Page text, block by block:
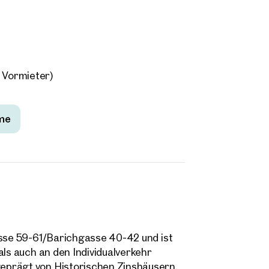
Vormieter)
59-61/Barichgasse 40-42 und ist
auch an den Individualverkehr